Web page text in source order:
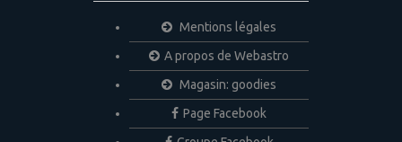
Mentions légales
A propos de Webastro
Magasin: goodies
Page Facebook